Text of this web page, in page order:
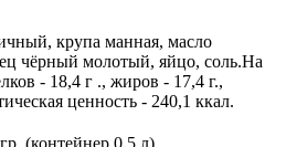
крупа манная, масло
чёрный молотый, яйцо, соль.На
- 18,4 г ., жиров - 17,4 г.,
ценность - 240,1 ккал.